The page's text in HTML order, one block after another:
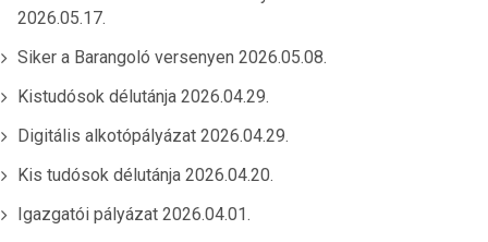
2026.05.17.
Siker a Barangoló versenyen 2026.05.08.
Kistudósok délutánja 2026.04.29.
Digitális alkotópályázat 2026.04.29.
Kis tudósok délutánja 2026.04.20.
Igazgatói pályázat 2026.04.01.